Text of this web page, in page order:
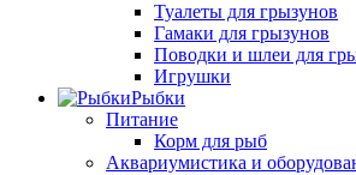
Туалеты для грызунов
Гамаки для грызунов
Поводки и шлеи для
Игрушки
Рыбки
Питание
Корм для рыб
Аквариумистика и